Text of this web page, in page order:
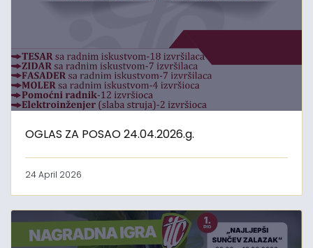
OGLAS ZA POSAO 24.04.2026.g.
24 April 2026